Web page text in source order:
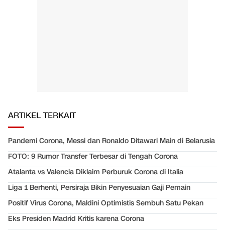
ARTIKEL TERKAIT
Pandemi Corona, Messi dan Ronaldo Ditawari Main di Belarusia
FOTO: 9 Rumor Transfer Terbesar di Tengah Corona
Atalanta vs Valencia Diklaim Perburuk Corona di Italia
Liga 1 Berhenti, Persiraja Bikin Penyesuaian Gaji Pemain
Positif Virus Corona, Maldini Optimistis Sembuh Satu Pekan
Eks Presiden Madrid Kritis karena Corona